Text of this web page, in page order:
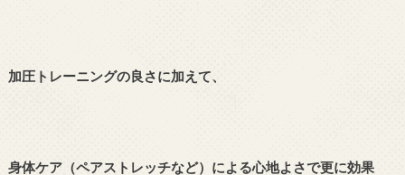
加圧トレーニングの良さに加えて、
身体ケア（ペアストレッチなど）による心地よさで更に効果